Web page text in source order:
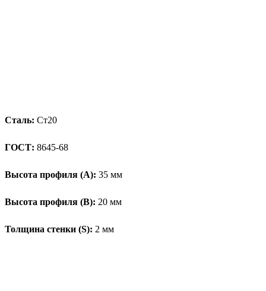
Сталь: Ст20
ГОСТ: 8645-68
Высота профиля (А): 35 мм
Высота профиля (B): 20 мм
Толщина стенки (S): 2 мм